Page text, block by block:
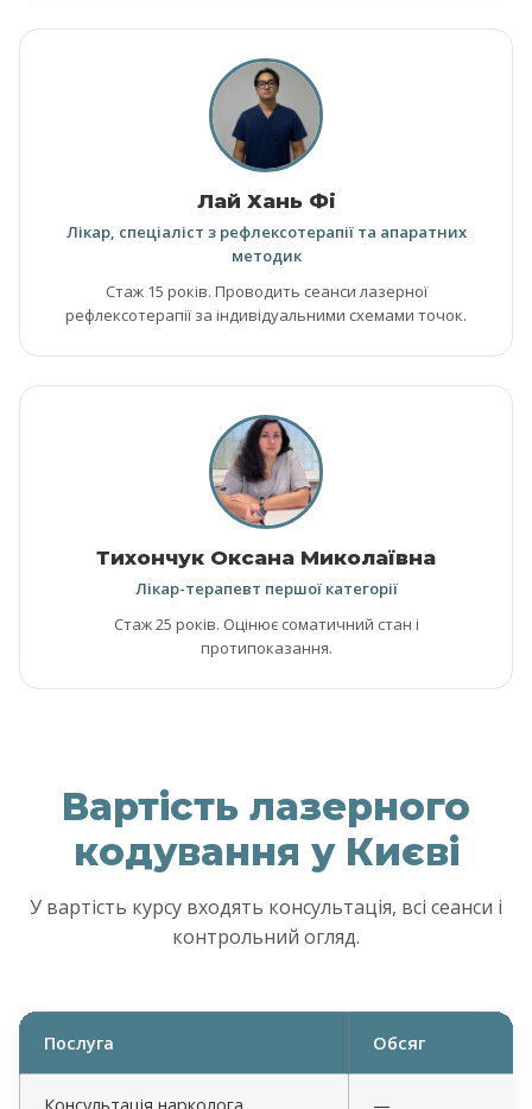
Лай Хань Фі
Лікар, спеціаліст з рефлексотерапії та апаратних
методик
Стаж 15 років. Проводить сеанси лазерної
рефлексотерапії за індивідуальними схемами точок.
Тихончук Оксана Миколаївна
Лікар-терапевт першої категорії
Стаж 25 років. Оцінює соматичний стан і
протипоказання.
Вартість лазерного
кодування у Києві
У вартість курсу входять консультація, всі сеанси і
контрольний огляд.
Послуга Обсяг